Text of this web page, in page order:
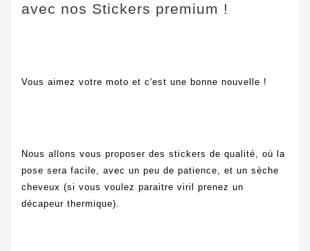
avec nos Stickers premium !
Vous aimez votre moto et c'est une bonne nouvelle !
Nous allons vous proposer des stickers de qualité, où la
pose sera facile, avec un peu de patience, et un sèche
cheveux (si vous voulez paraitre viril prenez un
décapeur thermique).